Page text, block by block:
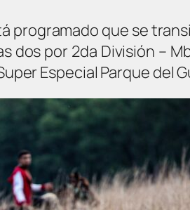
programado que se
dos por 2da División –
Especial Parque del